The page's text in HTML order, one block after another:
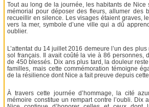
Tout au long de la journée, les habitants de Nice
mémorial pour déposer des fleurs, allumer des
recueillir en silence. Les visages étaient graves,
vers la mer, symbole d’une ville qui a dû
oublier.
L’attentat du 14 juillet 2016 demeure l’un des
sol français. Il avait coûté la vie à 86 personnes,
de 450 blessés. Dix ans plus tard, la douleur
familles, mais cette commémoration témoigne
de la résilience dont Nice a fait preuve depuis
À travers cette journée d’hommage, la cité
mémoire constitue un rempart contre l’oubli. Dix